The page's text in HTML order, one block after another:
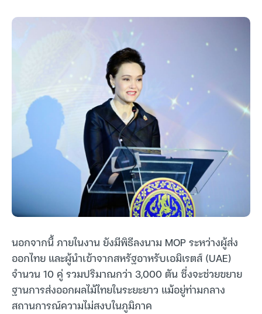
นอกจากนี้ ภายในงาน ยังมีพิธีลงนาม MOP ระหว่างผู้ส่ง
ออกไทย และผู้นำเข้าจากสหรัฐอาหรับเอมิเรตส์ (UAE)
จำนวน 10 คู่ รวมปริมาณกว่า 3,000 ตัน ซึ่งจะช่วยขยาย
ฐานการส่งออกผลไม้ไทยในระยะยาว แม้อยู่ท่ามกลาง
สถานการณ์ความไม่สงบในภูมิภาค